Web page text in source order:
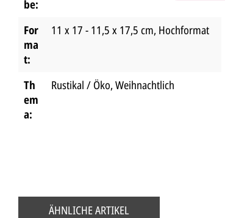
be:
For
ma
t:
11 x 17 - 11,5 x 17,5 cm, Hochformat
Th
em
a:
Rustikal / Öko, Weihnachtlich
ÄHNLICHE ARTIKEL